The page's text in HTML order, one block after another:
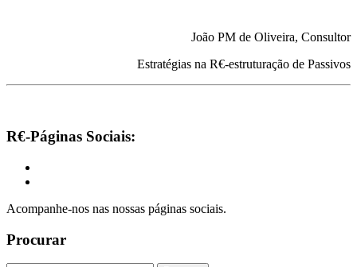
João PM de Oliveira, Consultor
Estratégias na R€-estruturação de Passivos
R€-Páginas Sociais:
Acompanhe-nos nas nossas páginas sociais.
Procurar